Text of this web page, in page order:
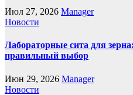
Июл 27, 2026 Manager
Новости
Лабораторные сита для
правильный выбор
Июн 29, 2026 Manager
Новости